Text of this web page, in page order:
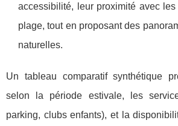
accessibilité, leur proximité avec
plage, tout en proposant des
naturelles.
Un tableau comparatif synthétique
selon la période estivale, les
parking, clubs enfants), et la